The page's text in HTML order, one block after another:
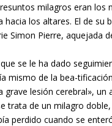
milagros eran
hacia los altares. El de
Simon Pierre, aquejada
se le ha dado
mismo de la bea-
grave lesión cerebral»,
trata de un milagro
perdido cuando se